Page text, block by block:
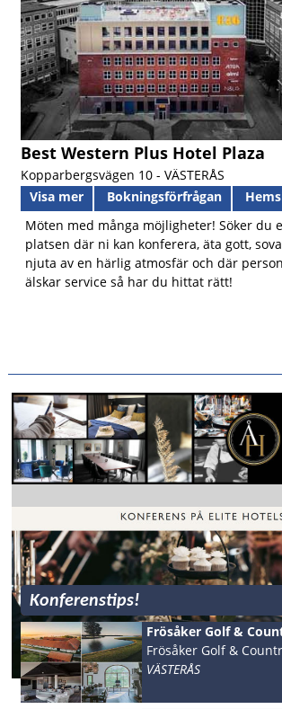
Best Western Plus Hotel Plaza
Kopparbergsvägen 10 - VÄSTERÅS
Visa mer
Bokningsförfrågan
Möten med många möjligheter! Söker du
platsen där ni kan konferera, äta gott,
njuta av en härlig atmosfär och där
älskar service så har du hittat rätt!
Konferenstips!
Frösåker Golf &
Frösåker Golf &
VÄSTERÅS